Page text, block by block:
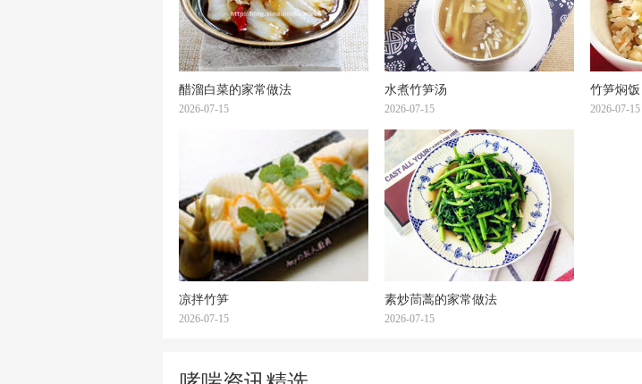
醋溜白菜的家常做法
2026-07-15
水煮竹笋汤
2026-07-15
竹笋焖饭
2026-07-15
凉拌竹笋
2026-07-15
素炒茼蒿的家常做法
2026-07-15